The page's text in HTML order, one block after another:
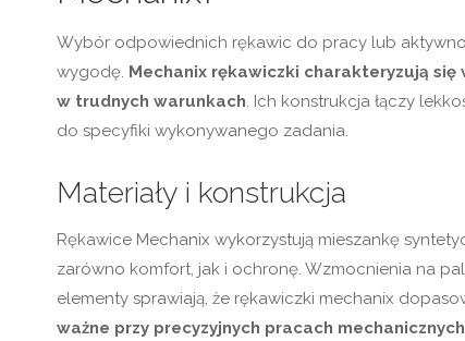
Wybór odpowiednich rękawic do pracy lub
wygodę. Mechanix rękawiczki charakteryzują
w trudnych warunkach. Ich konstrukcja łączy
do specyfiki wykonywanego zadania.
Materiały i konstrukcja
Rękawice Mechanix wykorzystują mieszankę
zarówno komfort, jak i ochronę. Wzmocnienia na
elementy sprawiają, że rękawiczki mechanix
ważne przy precyzyjnych pracach